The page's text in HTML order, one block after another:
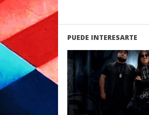
PUEDE INTERESARTE
LEER MAS